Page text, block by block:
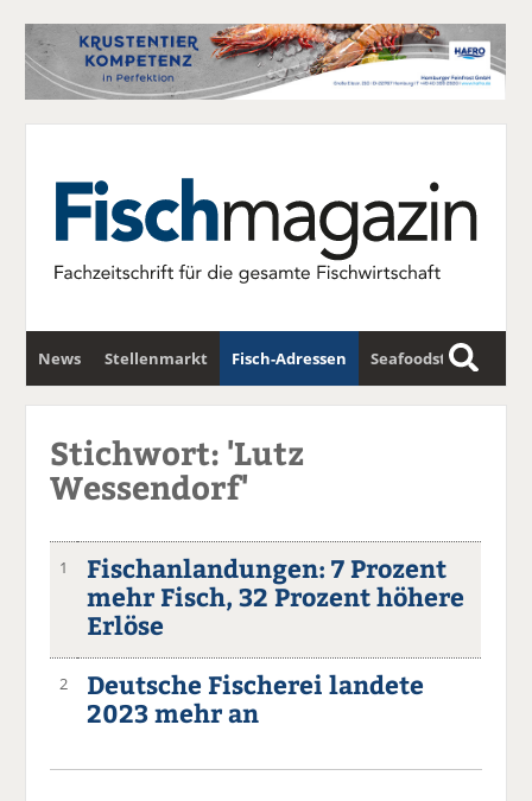
News Stellenmarkt Fisch-Adressen Seafoodstar
Fischwirtschafts-Gipfel Newsletter
S
u
Stichwort: 'Lutz
Wessendorf'
1
Fischanlandungen: 7 Prozent
mehr Fisch, 32 Prozent höhere
Erlöse
2
Deutsche Fischerei landete
2023 mehr an